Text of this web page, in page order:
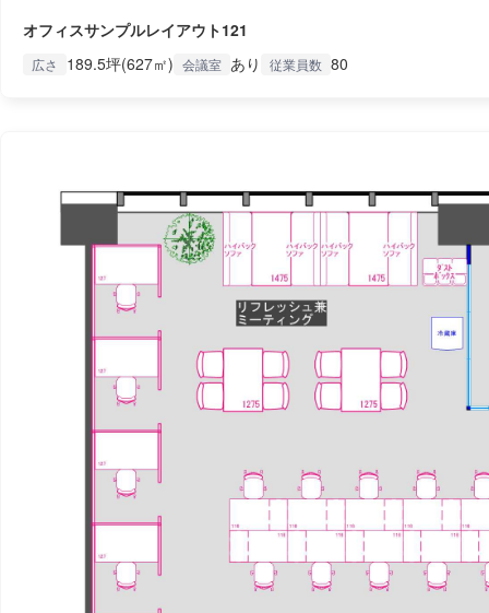
オフィスサンプルレイアウト121
広さ 189.5坪(627㎡) 会議室 あり 従業員数 80